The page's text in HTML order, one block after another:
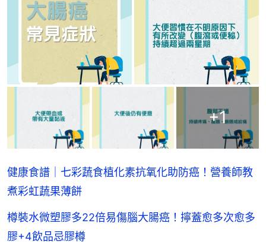
+1
健康食譜｜七彩蔬食植化素抗氧化助防癌！營養師教
煮彩虹蔬果薄餅
樽裝水微塑膠多22倍易傷腦大腸癌！擰蓋愈多次愈多
膠+4飲品忌膠樽